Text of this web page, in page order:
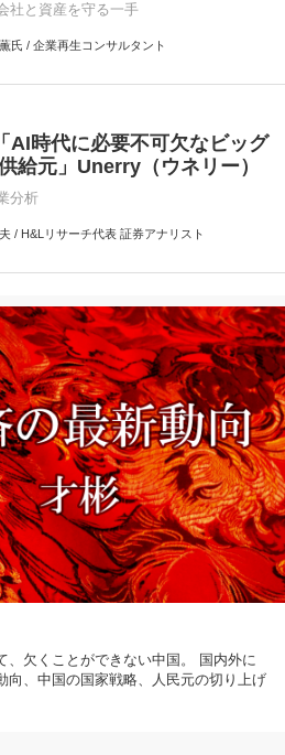
社と資産を守る一手
氏 / 企業再生コンサルタント
AI時代に必要不可欠なビッグ
給元」Unerry（ウネリー）
分析
/ H&Lリサーチ代表 証券アナリスト
、欠くことができない中国。 国内外に
向、中国の国家戦略、人民元の切り上げ